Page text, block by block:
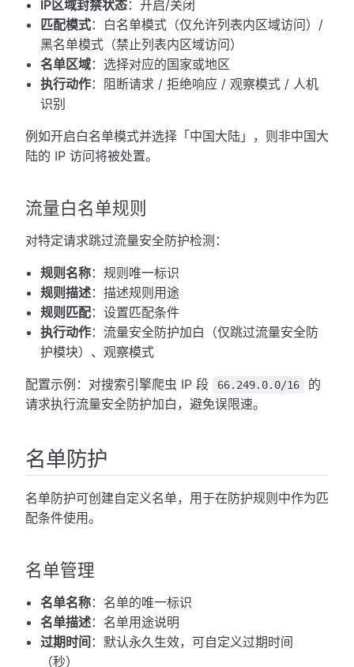
IP区域封禁状态：开启/关闭
匹配模式：白名单模式（仅允许列表内区域访问）/
黑名单模式（禁止列表内区域访问）
名单区域：选择对应的国家或地区
执行动作：阻断请求 / 拒绝响应 / 观察模式 / 人机
识别
例如开启白名单模式并选择「中国大陆」，则非中国大
陆的 IP 访问将被处置。
流量白名单规则
对特定请求跳过流量安全防护检测：
规则名称：规则唯一标识
规则描述：描述规则用途
规则匹配：设置匹配条件
执行动作：流量安全防护加白（仅跳过流量安全防
护模块）、观察模式
配置示例：对搜索引擎爬虫 IP 段 66.249.0.0/16
的
请求执行流量安全防护加白，避免误限速。
名单防护
名单防护可创建自定义名单，用于在防护规则中作为匹
配条件使用。
名单管理
名单名称：名单的唯一标识
名单描述：名单用途说明
过期时间 ：默认永久生效，可自定义过期时间
（秒）